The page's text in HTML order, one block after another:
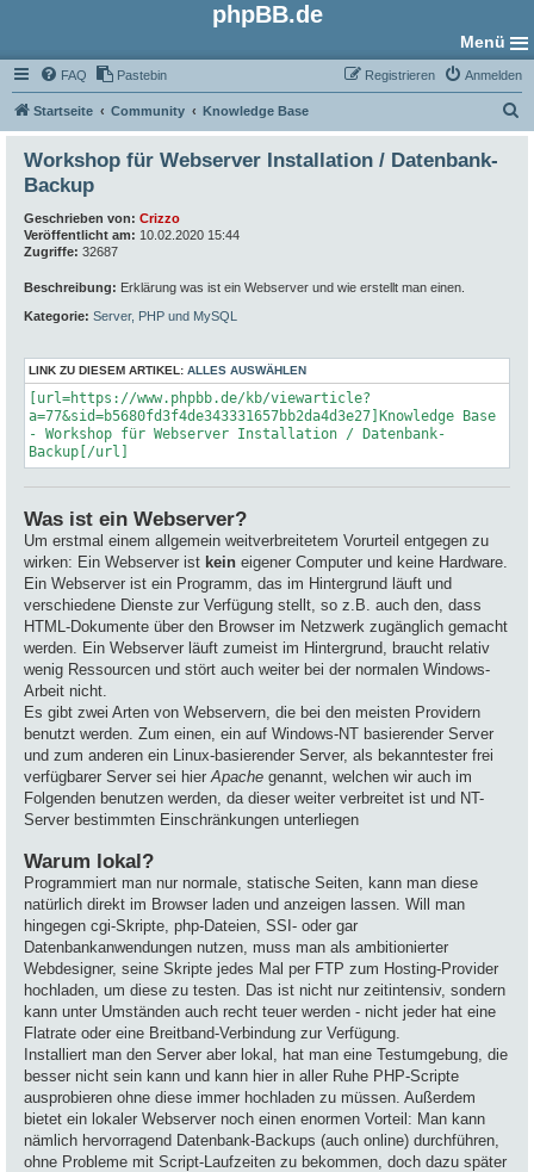
phpBB.de
Menü
FAQ Pastebin Anmelden
Registrieren
Startseite Community Knowledge Base
u
Workshop für Webserver Installation / Datenbank-
Backup
Geschrieben von: Crizzo
Veröffentlicht am: 10.02.2020 15:44
Zugriffe: 32687
Beschreibung: Erklärung was ist ein Webserver und wie erstellt man einen.
Kategorie: Server, PHP und MySQL
LINK ZU DIESEM ARTIKEL: ALLES AUSWÄHLEN
[url=https://www.phpbb.de/kb/viewarticle?
a=77&sid=b5680fd3f4de343331657bb2da4d3e27]Knowledge Base
- Workshop für Webserver Installation / Datenbank-
Backup[/url]
Was ist ein Webserver?
Um erstmal einem allgemein weitverbreitetem Vorurteil entgegen zu
wirken: Ein Webserver ist kein eigener Computer und keine Hardware.
Ein Webserver ist ein Programm, das im Hintergrund läuft und
verschiedene Dienste zur Verfügung stellt, so z.B. auch den, dass
HTML-Dokumente über den Browser im Netzwerk zugänglich gemacht
werden. Ein Webserver läuft zumeist im Hintergrund, braucht relativ
wenig Ressourcen und stört auch weiter bei der normalen Windows-
Arbeit nicht.
Es gibt zwei Arten von Webservern, die bei den meisten Providern
benutzt werden. Zum einen, ein auf Windows-NT basierender Server
und zum anderen ein Linux-basierender Server, als bekanntester frei
verfügbarer Server sei hier Apache genannt, welchen wir auch im
Folgenden benutzen werden, da dieser weiter verbreitet ist und NT-
Server bestimmten Einschränkungen unterliegen
Warum lokal?
Programmiert man nur normale, statische Seiten, kann man diese
natürlich direkt im Browser laden und anzeigen lassen. Will man
hingegen cgi-Skripte, php-Dateien, SSI- oder gar
Datenbankanwendungen nutzen, muss man als ambitionierter
Webdesigner, seine Skripte jedes Mal per FTP zum Hosting-Provider
hochladen, um diese zu testen. Das ist nicht nur zeitintensiv, sondern
kann unter Umständen auch recht teuer werden - nicht jeder hat eine
Flatrate oder eine Breitband-Verbindung zur Verfügung.
Installiert man den Server aber lokal, hat man eine Testumgebung, die
besser nicht sein kann und kann hier in aller Ruhe PHP-Scripte
ausprobieren ohne diese immer hochladen zu müssen. Außerdem
bietet ein lokaler Webserver noch einen enormen Vorteil: Man kann
nämlich hervorragend Datenbank-Backups (auch online) durchführen,
ohne Probleme mit Script-Laufzeiten zu bekommen, doch dazu später